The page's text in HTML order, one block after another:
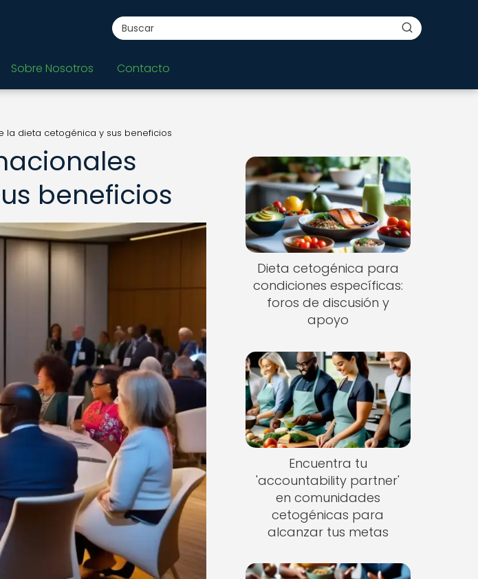
Sobre Nosotros Contacto
la dieta cetogénica y sus beneficios
beneficios
Dieta cetogénica para
condiciones específicas:
foros de discusión y
apoyo
Encuentra tu
'accountability partner'
en comunidades
cetogénicas para
alcanzar tus metas